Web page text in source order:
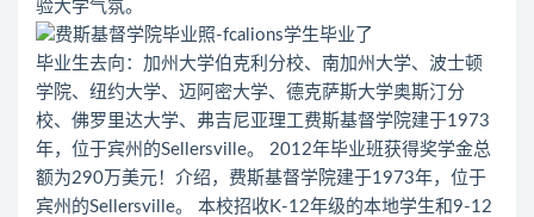
验大学气氛。
毕业生去向：加州大学伯克利分校、南加州大学、波士顿
学院、纽约大学、迈阿密大学、德克萨斯大学奥斯汀分
校、佛罗里达大学、弗吉尼亚理工费斯基督学院建于1973
年，位于宾州的Sellersville。 2012年毕业班获得奖学金总
额为290万美元！介绍，费斯基督学院建于1973年，位于
宾州的Sellersville。 本校招收K-12年级的本地学生和9-12